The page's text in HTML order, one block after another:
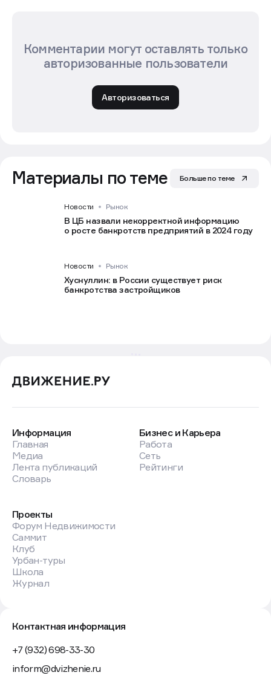
Комментарии могут оставлять только
авторизованные пользователи
Авторизоваться
Материалы по теме Больше по теме
Новости Рынок
В ЦБ назвали некорректной информацию
о росте банкротств предприятий в 2024 году
Новости Рынок
Хуснуллин: в России существует риск
банкротства застройщиков
Информация
Главная
Медиа
Лента публикаций
Словарь
Бизнес и Карьера
Работа
Сеть
Рейтинги
Проекты
Форум Недвижимости
Саммит
Клуб
Урбан-туры
Школа
Журнал
Контактная информация
+7 (932) 698-33-30
inform@dvizhenie.ru